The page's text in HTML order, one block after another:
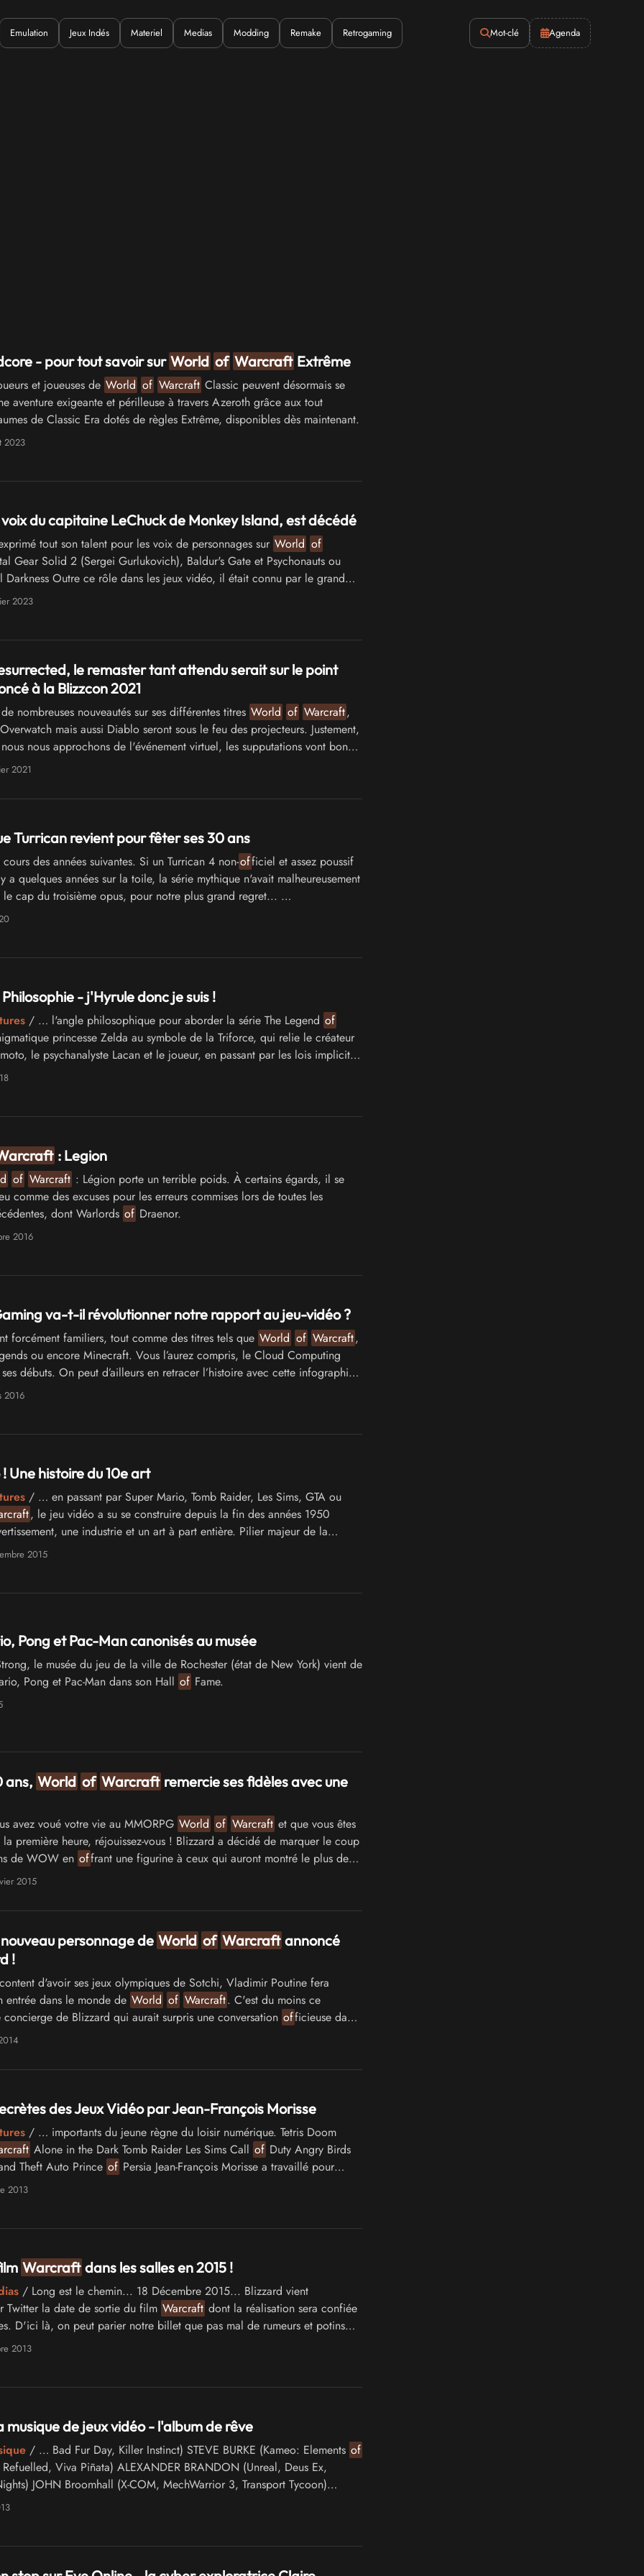
Quoi ?
Emulation Jeux Indés Materiel Medias Modding Remake Retrogaming Mot-clé Agenda
- pour tout savoir sur World of Warcraft Extrême
et joueuses de World of Warcraft Classic peuvent désormais se
aventure exigeante et périlleuse à travers Azeroth grâce aux tout
de Classic Era dotés de règles Extrême, disponibles dès maintenant.
2023
du capitaine LeChuck de Monkey Island, est décédé
tout son talent pour les voix de personnages sur World of
Gear Solid 2 (Sergei Gurlukovich), Baldur's Gate et Psychonauts ou
Darkness Outre ce rôle dans les jeux vidéo, il était connu par le grand
…
2023
le remaster tant attendu serait sur le point
à la Blizzcon 2021
nombreuses nouveautés sur ses différentes titres World of Warcraft,
mais aussi Diablo seront sous le feu des projecteurs. Justement,
nous approchons de l'événement virtuel, les supputations vont bon
2021
Turrican revient pour fêter ses 30 ans
des années suivantes. Si un Turrican 4 non-officiel et assez poussif
a quelques années sur la toile, la série mythique n'avait malheureusement
le cap du troisième opus, pour notre plus grand regret... …
- j'Hyrule donc je suis !
/ … l'angle philosophique pour aborder la série The Legend of
princesse Zelda au symbole de la Triforce, qui relie le créateur
le psychanalyste Lacan et le joueur, en passant par les lois implicites
: Legion
of Warcraft : Légion porte un terrible poids. À certains égards, il se
comme des excuses pour les erreurs commises lors de toutes les
dont Warlords of Draenor.
2016
va-t-il révolutionner notre rapport au jeu-vidéo ?
familiers, tout comme des titres tels que World of Warcraft,
ou encore Minecraft. Vous l’aurez compris, le Cloud Computing
ses débuts. On peut d’ailleurs en retracer l’histoire avec cette infographie.
2016
Une histoire du 10e art
/ … en passant par Super Mario, Tomb Raider, Les Sims, GTA ou
, le jeu vidéo a su se construire depuis la fin des années 1950
une industrie et un art à part entière. Pilier majeur de la
contemporaine, …
2015
Pong et Pac-Man canonisés au musée
le musée du jeu de la ville de Rochester (état de New York) vient de
Pong et Pac-Man dans son Hall of Fame.
ans, World of Warcraft remercie ses fidèles avec une
avez voué votre vie au MMORPG World of Warcraft et que vous êtes
première heure, réjouissez-vous ! Blizzard a décidé de marquer le coup
de WOW en offrant une figurine à ceux qui auront montré le plus de
2015
personnage de World of Warcraft annoncé
!
d'avoir ses jeux olympiques de Sotchi, Vladimir Poutine fera
entrée dans le monde de World of Warcraft. C'est du moins ce
de Blizzard qui aurait surpris une conversation officieuse dans
un soir de pot de départ.
des Jeux Vidéo par Jean-François Morisse
/ … importants du jeune règne du loisir numérique. Tetris Doom
Alone in the Dark Tomb Raider Les Sims Call of Duty Angry Birds
Theft Auto Prince of Persia Jean-François Morisse a travaillé pour
à la …
2013
Warcraft dans les salles en 2015 !
/ Long est le chemin... 18 Décembre 2015... Blizzard vient
Twitter la date de sortie du film Warcraft dont la réalisation sera confiée
D'ici là, on peut parier notre billet que pas mal de rumeurs et potins
cette super production qui sent bon l'opportunisme.
2013
musique de jeux vidéo - l'album de rêve
/ … Bad Fur Day, Killer Instinct) STEVE BURKE (Kameo: Elements of
Refuelled, Viva Piñata) ALEXANDER BRANDON (Unreal, Deus Ex,
JOHN Broomhall (X-COM, MechWarrior 3, Transport Tycoon)
(